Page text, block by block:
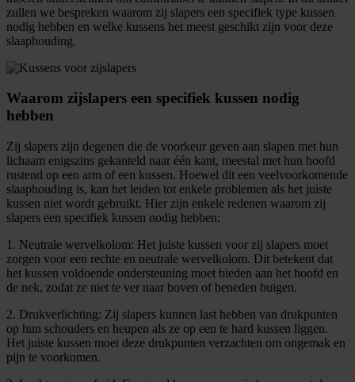
zullen we bespreken waarom zij slapers een specifiek type kussen
nodig hebben en welke kussens het meest geschikt zijn voor deze
slaaphouding.
Waarom zijslapers een specifiek kussen nodig
hebben
Zij slapers zijn degenen die de voorkeur geven aan slapen met hun
lichaam enigszins gekanteld naar één kant, meestal met hun hoofd
rustend op een arm of een kussen. Hoewel dit een veelvoorkomende
slaaphouding is, kan het leiden tot enkele problemen als het juiste
kussen niet wordt gebruikt. Hier zijn enkele redenen waarom zij
slapers een specifiek kussen nodig hebben:
1. Neutrale wervelkolom: Het juiste kussen voor zij slapers moet
zorgen voor een rechte en neutrale wervelkolom. Dit betekent dat
het kussen voldoende ondersteuning moet bieden aan het hoofd en
de nek, zodat ze niet te ver naar boven of beneden buigen.
2. Drukverlichting: Zij slapers kunnen last hebben van drukpunten
op hun schouders en heupen als ze op een te hard kussen liggen.
Het juiste kussen moet deze drukpunten verzachten om ongemak en
pijn te voorkomen.